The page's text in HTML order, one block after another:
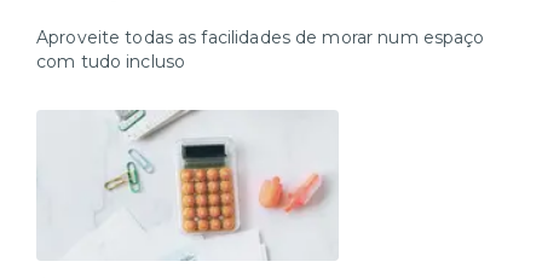
Aproveite todas as facilidades de morar num espaço
com tudo incluso